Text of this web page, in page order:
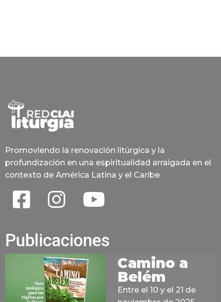
Promoviendo la renovación litúrgica y la
profundización en una espiritualidad arraigada en el
contexto de América Latina y el Caribe
Publicaciones
Camino a
Belém
Entre el 10 y el 21 de